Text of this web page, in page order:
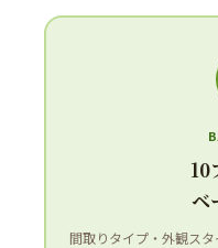
10
ベ
間取りタイプ・外観ス